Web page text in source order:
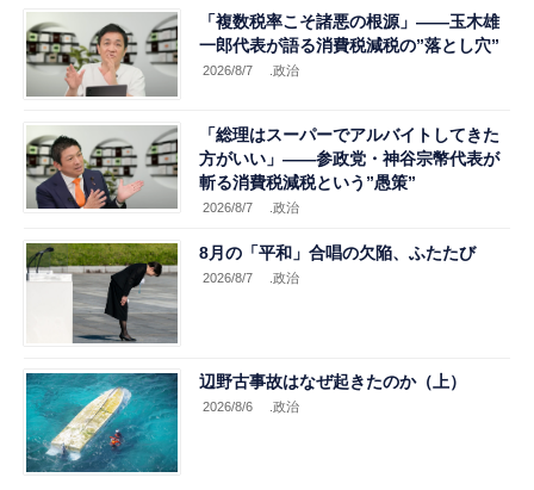
「複数税率こそ諸悪の根源」――玉木雄
一郎代表が語る消費税減税の”落とし穴”
2026/8/7 .政治
「総理はスーパーでアルバイトしてきた
方がいい」――参政党・神谷宗幣代表が
斬る消費税減税という”愚策”
2026/8/7 .政治
8月の「平和」合唱の欠陥、ふたたび
2026/8/7 .政治
辺野古事故はなぜ起きたのか（上）
2026/8/6 .政治